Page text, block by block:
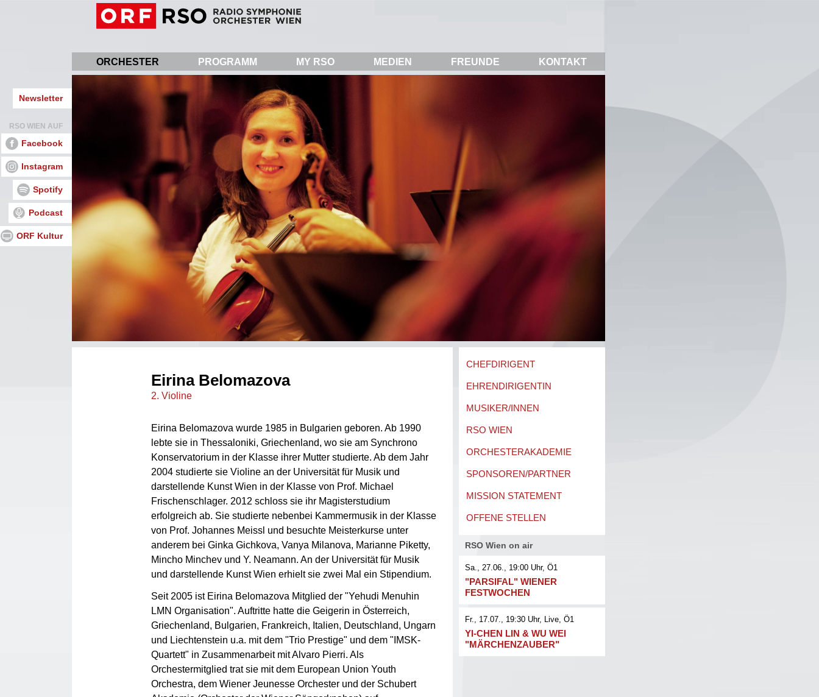
ORCHESTER PROGRAMM MY RSO MEDIEN FREUNDE KONTAKT
Newsletter
RSO WIEN AUF
Facebook
Instagram
Spotify
Podcast
ORF Kultur
Eirina Belomazova
2. Violine
Eirina Belomazova wurde 1985 in Bulgarien geboren. Ab 1990
lebte sie in Thessaloniki, Griechenland, wo sie am Synchrono
Konservatorium in der Klasse ihrer Mutter studierte. Ab dem Jahr
2004 studierte sie Violine an der Universität für Musik und
darstellende Kunst Wien in der Klasse von Prof. Michael
Frischenschlager. 2012 schloss sie ihr Magisterstudium
erfolgreich ab. Sie studierte nebenbei Kammermusik in der Klasse
von Prof. Johannes Meissl und besuchte Meisterkurse unter
anderem bei Ginka Gichkova, Vanya Milanova, Marianne Piketty,
Mincho Minchev und Y. Neamann. An der Universität für Musik
und darstellende Kunst Wien erhielt sie zwei Mal ein Stipendium.
Seit 2005 ist Eirina Belomazova Mitglied der "Yehudi Menuhin
LMN Organisation". Auftritte hatte die Geigerin in Österreich,
Griechenland, Bulgarien, Frankreich, Italien, Deutschland, Ungarn
und Liechtenstein u.a. mit dem "Trio Prestige" und dem "IMSK-
Quartett" in Zusammenarbeit mit Alvaro Pierri. Als
Orchestermitglied trat sie mit dem European Union Youth
Orchestra, dem Wiener Jeunesse Orchester und der Schubert
CHEFDIRIGENT
EHRENDIRIGENTIN
MUSIKER/INNEN
RSO WIEN
ORCHESTERAKADEMIE
SPONSOREN/PARTNER
MISSION STATEMENT
OFFENE STELLEN
RSO Wien on air
Sa., 27.06., 19:00 Uhr, Ö1
"PARSIFAL" WIENER
FESTWOCHEN
Fr., 17.07., 19:30 Uhr, Live, Ö1
YI-CHEN LIN & WU WEI
"MÄRCHENZAUBER"